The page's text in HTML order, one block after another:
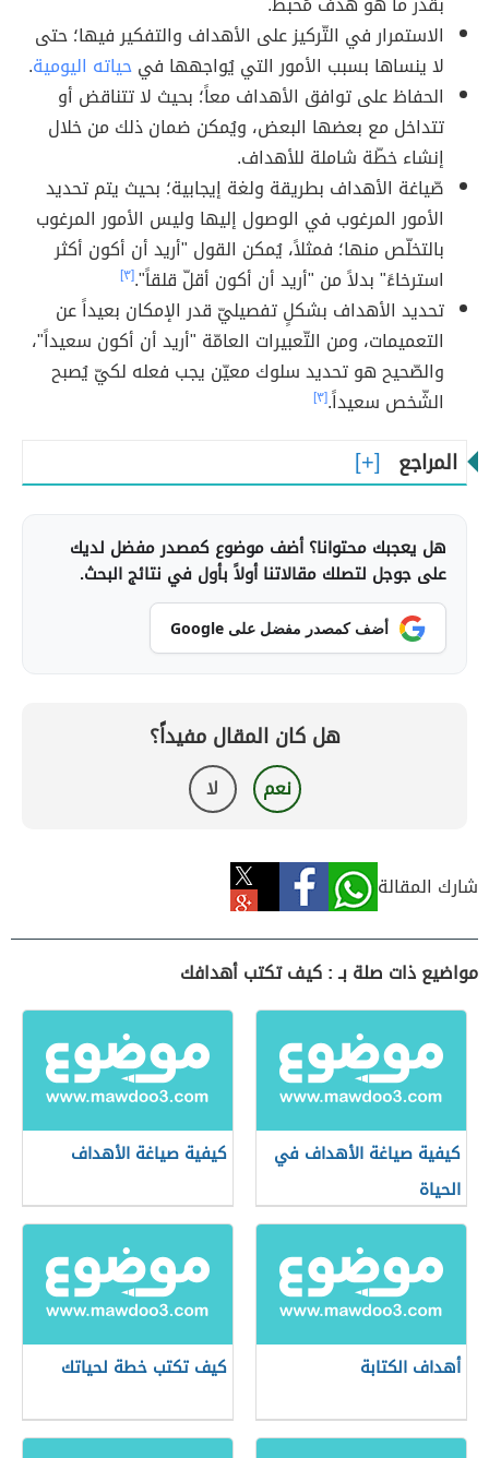
الاستمرار في التّركيز على الأهداف والتفكير فيها؛ حتى
لا ينساها بسبب الأمور التي يُواجهها فيحياته اليومية.
الحفاظ على توافق الأهداف معاً؛ بحيث لا تتناقض أو
تتداخل مع بعضها البعض، ويُمكن ضمان ذلك من خلال
إنشاء خطّة شاملة للأهداف.
صّياغة الأهداف بطريقة ولغة إيجابية؛ بحيث يتم تحديد
الأمور المرغوب في الوصول إليها وليس الأمور المرغوب
بالتخلّص منها؛ فمثلاً، يُمكن القول "أريد أن أكون أكثر
استرخاءً" بدلاً من "أريد أن أكون أقلّ قلقاً".[٣]
تحديد الأهداف بشكلٍ تفصيليّ قدر الإمكان بعيداً عن
التعميمات، ومن التّعبيرات العامّة "أريد أن أكون سعيداً"،
والصّحيح هو تحديد سلوك معيّن يجب فعله لكيّ يُصبح
الشّخص سعيداً.[٣]
المراجع
هل يعجبك محتوانا؟ أضف موضوع كمصدر مفضل لديك
على جوجل لتصلك مقالاتنا أولاً بأول في نتائج البحث.
أضف كمصدر مفضل على Google
هل كان المقال مفيداً؟
نعم لا
شارك المقالة
مواضيع ذات صلة بـ : كيف تكتب أهدافك
كيفية صياغة الأهداف في
الحياة
كيفية صياغة الأهداف
أهداف الكتابة كيف تكتب خطة لحياتك